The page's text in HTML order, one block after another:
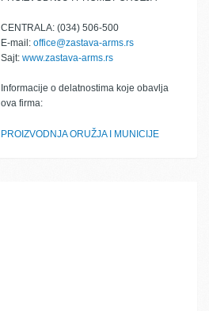
CENTRALA: (034) 506-500
E-mail: office@zastava-arms.rs
Sajt: www.zastava-arms.rs
Informacije o delatnostima koje obavlja
ova firma:
PROIZVODNJA ORUŽJA I MUNICIJE